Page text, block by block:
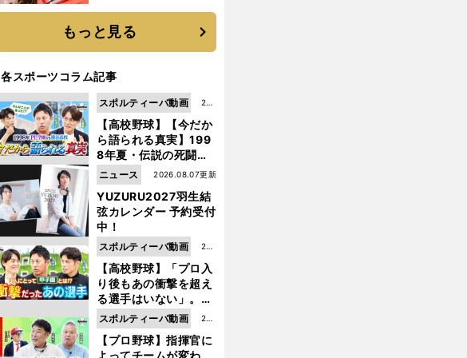
もっと見る
各スポーツコラム記事
【高校野球】【今だか
ら語られる真実】199
8年夏・伝説の死闘の
最中にPL学園に何が起
きていた！？
202
6.0
8.0
7更
新
スポルティーバ動画
YUZURU2027羽生結
弦カレンダー 予約受付
中！
2026.08.07更新
ニュース
【高校野球】「プロ入
り後もあの衝撃を超え
る選手はいない」。PL
学園トリオが衝撃を受
けた選手
202
6.0
8.0
6更
スポルティーバ動画
【プロ野球】指揮官に
よってチームが変わ
202
6.0
スポルティーバ動画